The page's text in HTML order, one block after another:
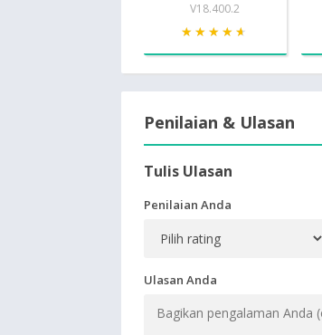
V18.400.2
★★★★★
★★★★★
Penilaian & Ulasan
Tulis Ulasan
Penilaian Anda
Ulasan Anda